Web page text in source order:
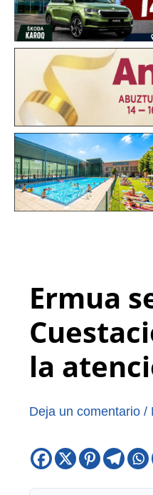
Ermua
la
Deja un comentario /